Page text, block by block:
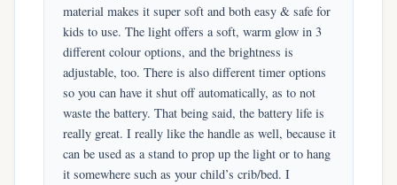
material makes it super soft and both easy & safe for
kids to use. The light offers a soft, warm glow in 3
different colour options, and the brightness is
adjustable, too. There is also different timer options
so you can have it shut off automatically, as to not
waste the battery. That being said, the battery life is
really great. I really like the handle as well, because it
can be used as a stand to prop up the light or to hang
it somewhere such as your child’s crib/bed. I